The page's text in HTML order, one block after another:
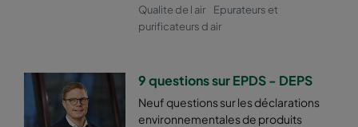
2550 490x592x600-5 ePM2,5 50%
2550 592x287x600-6
2550 287x592x600-3 ePM2,5 50% M6
Qualite de l air
Epurateurs et
purificateurs d air
9 questions sur EPDS - DEPS
Neuf questions sur les déclarations
environnementales de produits